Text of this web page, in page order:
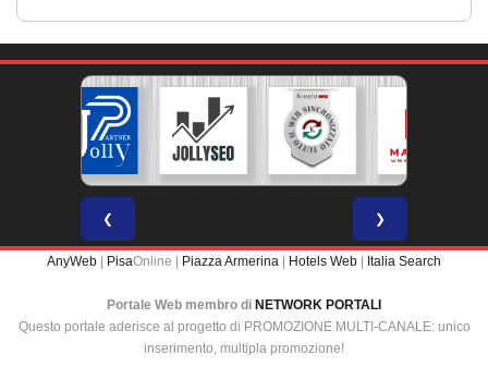
❮ ❯
AnyWeb PisaOnline | Piazza Armerina Hotels Web Italia Search
Portale Web membro di NETWORK PORTALI
Questo portale aderisce al progetto di PROMOZIONE MULTI-CANALE: unico
inserimento, multipla promozione!